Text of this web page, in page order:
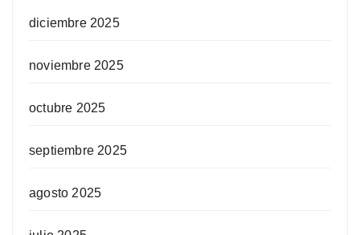
diciembre 2025
noviembre 2025
octubre 2025
septiembre 2025
agosto 2025